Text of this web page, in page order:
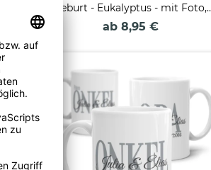
Geburt - Eukalyptus - mit Foto,
Name, Daten - 2 verschiedene
ab 8,95 €